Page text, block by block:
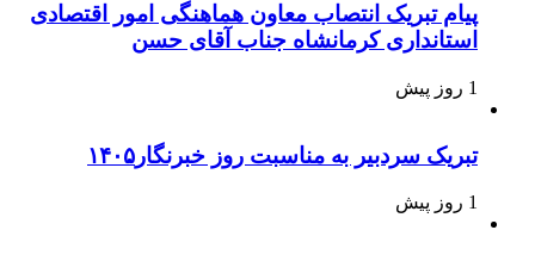
پیام تبریک انتصاب معاون هماهنگی امور اقتصادی
استانداری کرمانشاه جناب آقای حسن
1 روز پیش
تبریک سردبیر به مناسبت روز خبرنگار۱۴۰۵
1 روز پیش